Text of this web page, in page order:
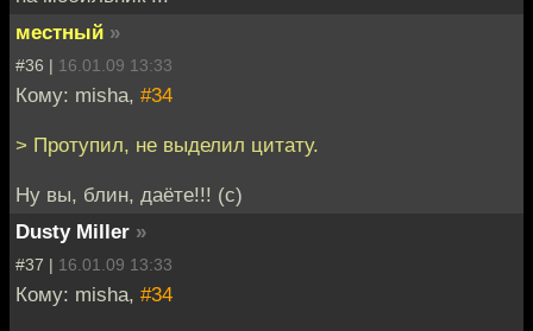
местный »
#36 | 16.01.09 13:33
Кому: misha, #34
> Протупил, не выделил цитату.
Ну вы, блин, даёте!!! (с)
Dusty Miller »
#37 | 16.01.09 13:33
Кому: misha, #34